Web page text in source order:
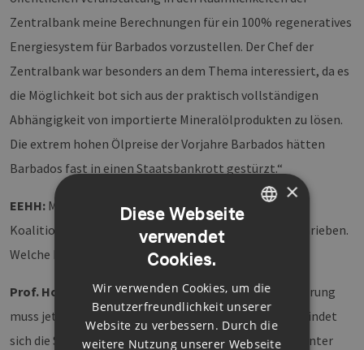
Zentralbank meine Berechnungen für ein 100% regeneratives
Energiesystem für Barbados vorzustellen. Der Chef der
Zentralbank war besonders an dem Thema interessiert, da es
die Möglichkeit bot sich aus der praktisch vollständigen
Abhängigkeit von importierte Mineralölprodukten zu lösen.
Die extrem hohen Ölpreise der Vorjahre Barbados hätten
Barbados fast in einen Staatsbankrott gestürzt.“
EEHH: Mehr Fortschritt wagen – damit ist der
Koalitionsvertrag der neuen Bundesregierung überschrieben.
Welche Erwartungen haben Sie an die Ampel?
Prof. Hohmeyer:„Es wird ernst. Die neue Bundesregierung
muss jetzt liefern. Mit den Grünen in der Koalition befindet
sich die SPD, eher eine klassische Kohle-Partei, jetzt unter
GERMAN
×
Diese Webseite
verwendet
Cookies.
Wir verwenden Cookies, um die
Benutzerfreundlichkeit unserer
Website zu verbessern. Durch die
weitere Nutzung unserer Webseite